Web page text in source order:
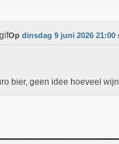
Op dinsdag 9 juni 2026 21:00
bier, geen idee hoeveel